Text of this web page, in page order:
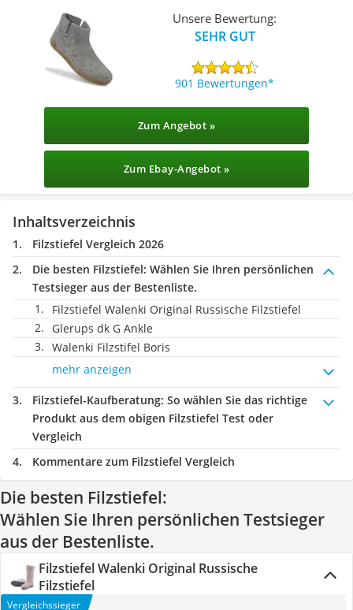
Unsere Bewertung:
SEHR GUT
901 Bewertungen
Zum Angebot »
Zum Ebay-Angebot »
Inhaltsverzeichnis
Filzstiefel Vergleich 2026
Die besten Filzstiefel: Wählen Sie Ihren persönlichen
Testsieger aus der Bestenliste.
Filzstiefel Walenki Original Russische Filzstiefel
Glerups dk G Ankle
Walenki Filzstifel Boris
mehr anzeigen
Filzstiefel-Kaufberatung: So wählen Sie das richtige
Produkt aus dem obigen Filzstiefel Test oder
Vergleich
Kommentare zum Filzstiefel Vergleich
Die besten Filzstiefel:
Wählen Sie Ihren persönlichen Testsieger
aus der Bestenliste.
Filzstiefel Walenki Original Russische
Filzstiefel
Vergleichssieger